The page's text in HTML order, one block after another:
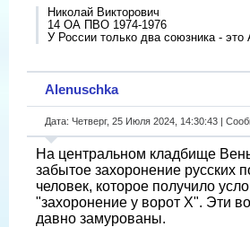
Николай Викторович
14 ОА ПВО 1974-1976
У России только два союзника -
Alenuschka
Дата: Четверг, 25 Июля 2024, 14:30:43 |
На центральном кладбище
забытое захоронение русских
человек, которое получило
"захоронение у ворот Х". Эти
давно замурованы.